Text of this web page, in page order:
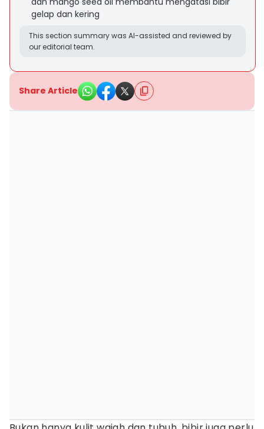
gelap dan kering
This section summary was AI-assisted and reviewed by
our editorial team.
Share Article